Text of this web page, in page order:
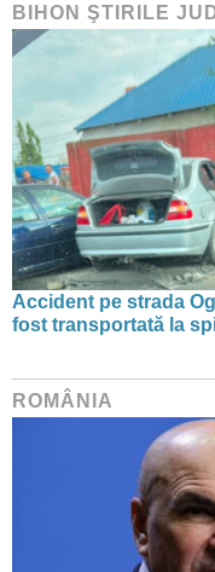
BIHON ŞTIRILE
Accident pe strada
fost transportată la
ROMÂNIA